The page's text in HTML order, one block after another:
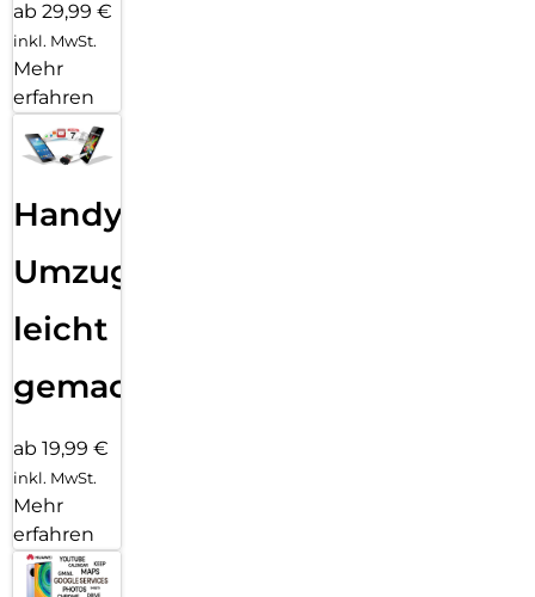
ab 29,99 €
inkl. MwSt.
Mehr
erfahren
Handy
Umzug
leicht
gemacht!
ab 19,99 €
inkl. MwSt.
Mehr
erfahren